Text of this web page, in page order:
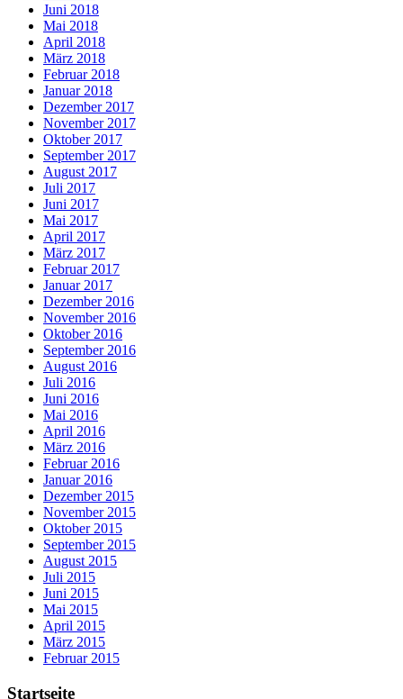
Juni 2018
Mai 2018
April 2018
März 2018
Februar 2018
Januar 2018
Dezember 2017
November 2017
Oktober 2017
September 2017
August 2017
Juli 2017
Juni 2017
Mai 2017
April 2017
März 2017
Februar 2017
Januar 2017
Dezember 2016
November 2016
Oktober 2016
September 2016
August 2016
Juli 2016
Juni 2016
Mai 2016
April 2016
März 2016
Februar 2016
Januar 2016
Dezember 2015
November 2015
Oktober 2015
September 2015
August 2015
Juli 2015
Juni 2015
Mai 2015
April 2015
März 2015
Februar 2015
Startseite